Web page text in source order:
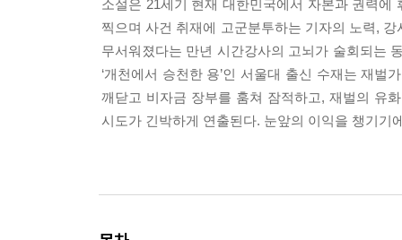
소설은 21세기 현재 대한민국에서 자본과 권력에
찍으며 사건 취재에 고군분투하는 기자의 노력,
무서워졌다는 만년 시간강사의 고뇌가 술회되는
‘개천에서 승천한 용’인 서울대 출신 수재는 재
깨닫고 비자금 장부를 훔쳐 잠적하고, 재벌의 유
시도가 긴박하게 연출된다. 눈앞의 이익을 챙기기